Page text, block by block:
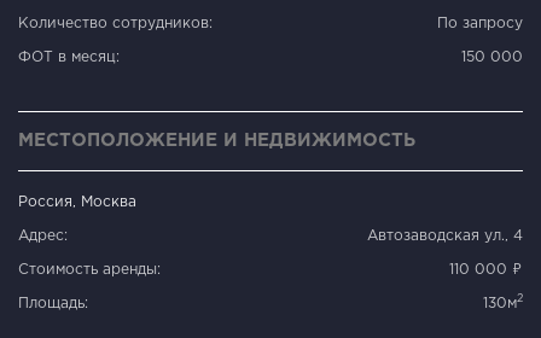
Количество сотрудников: По запросу
ФОТ в месяц: 150 000
МЕСТОПОЛОЖЕНИЕ И НЕДВИЖИМОСТЬ
Россия, Москва
Адрес: Автозаводская ул., 4
Стоимость аренды: 110 000 ₽
Площадь: 130м2